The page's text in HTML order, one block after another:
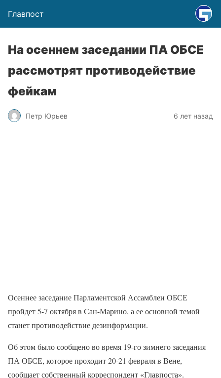
Главпост
На осеннем заседании ПА ОБСЕ
рассмотрят противодействие
фейкам
Петр Юрьев 6 лет назад
Осеннее заседание Парламентской Ассамблеи ОБСЕ
пройдет 5-7 октября в Сан-Марино, а ее основной темой
станет противодействие дезинформации.
Об этом было сообщено во время 19-го зимнего заседания
ПА ОБСЕ, которое проходит 20-21 февраля в Вене,
сообщает собственный корреспондент «Главпоста».